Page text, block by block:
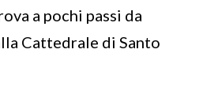
a pochi passi da
Cattedrale di Santo